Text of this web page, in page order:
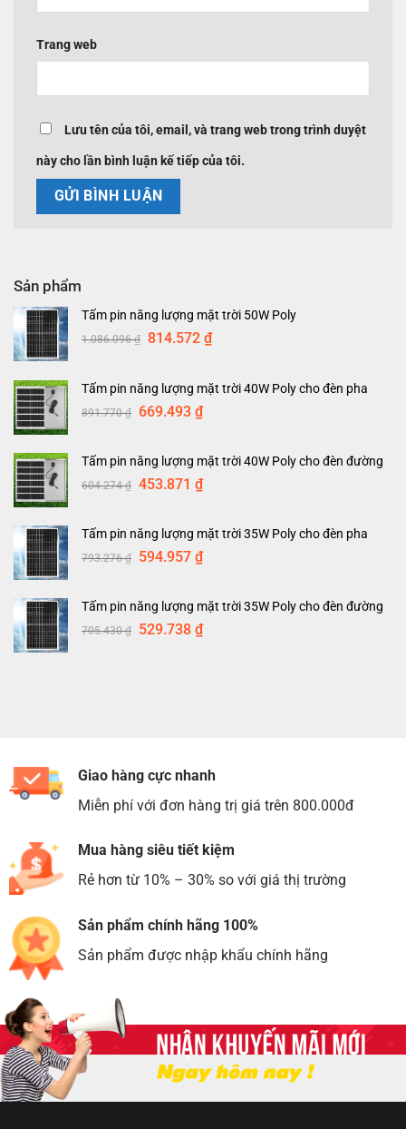
Trang web
Lưu tên của tôi, email, và trang web trong trình duyệt
này cho lần bình luận kế tiếp của tôi.
Sản phẩm
Tấm pin năng lượng mặt trời 50W Poly
1.086.096₫ Giá
1.086.096 ₫.
814.572 ₫Giá
là:
Tấm pin năng lượng mặt trời 40W Poly cho đèn pha
891.770₫
Giá
891.770 ₫.
669.493 ₫Giá
là:
669.493 ₫.
Tấm pin năng lượng mặt trời 40W Poly cho đèn đường
604.274₫ Giá
604.274 ₫.
453.871 ₫Giá
là:
453.871 ₫.
Tấm pin năng lượng mặt trời 35W Poly cho đèn pha
793.276₫
Giá
793.276 ₫.
594.957 ₫Giá
là:
594.957 ₫.
Tấm pin năng lượng mặt trời 35W Poly cho đèn đường
705.430₫
Giá
529.738 ₫Giá
Giao hàng cực nhanh
Miễn phí với đơn hàng trị giá trên 800.000đ
Mua hàng siêu tiết kiệm
Rẻ hơn từ 10% – 30% so với giá thị trường
Sản phẩm chính hãng 100%
Sản phẩm được nhập khẩu chính hãng